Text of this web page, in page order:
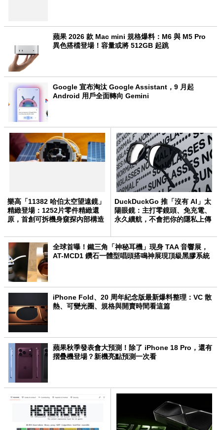
蘋果 2026 款 Mac mini 規格爆料：M6 與 M5 Pro
異色搭檔登場！容量或將 512GB 起跳
Google 宣布淘汰 Google Assistant，9 月起
Android 用戶全面轉向 Gemini
樂高「11382 哈伯太空望遠鏡」
精緻登場：1252片零件精緻還
原，首創可拆機身窺探內部構造
DuckDuckGo 推「沒有 AI」太
陽眼鏡：主打零鏡頭、免充電、
永久續航，不會把你的隱私上傳
全球首曝！鐵三角「神秘耳機」現身 TAA 音響展，
AT-MCD1 鑽石一體型唱頭搭鳴神展現頂級黑膠系統
iPhone Fold、20 周年紀念版最新爆料整理：VC 散
熱、可變光圈、規格與開賣時間看這篇
蘋果秋季發表會大預測！除了 iPhone 18 Pro，還有
摺疊機登場？新機亮點預測一次看